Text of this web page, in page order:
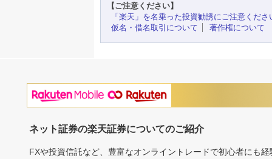
【ご注意ください】
「楽天」を名乗った投資勧誘にご注意くださ
仮名・借名取引について
著作権について
ネット証券の楽天証券についてのご紹介
FXや投資信託など、豊富なオンライントレードで初心者にも